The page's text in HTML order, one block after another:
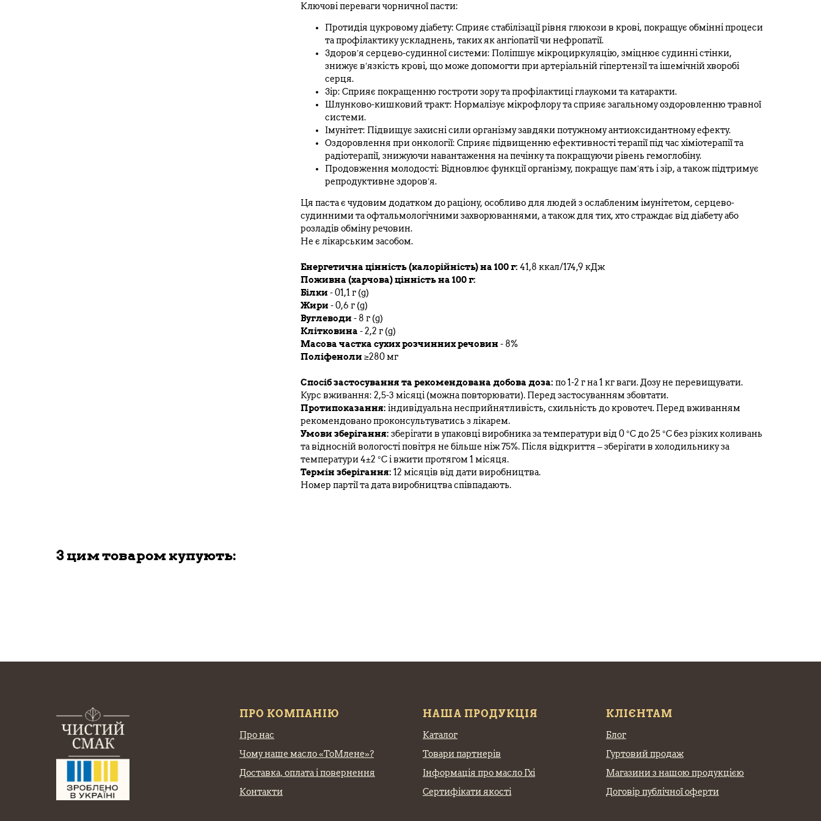
Ключові переваги чорничної пасти:
Протидія цукровому діабету: Сприяє стабілізації рівня глюкози в крові, покращує обмінні процеси
та профілактику ускладнень, таких як ангіопатії чи нефропатії.
Здоров’я серцево-судинної системи: Поліпшує мікроциркуляцію, зміцнює судинні стінки,
знижує в’язкість крові, що може допомогти при артеріальній гіпертензії та ішемічній хворобі
серця.
Зір: Сприяє покращенню гостроти зору та профілактиці глаукоми та катаракти.
Шлунково-кишковий тракт: Нормалізує мікрофлору та сприяє загальному оздоровленню травної
системи.
Імунітет: Підвищує захисні сили організму завдяки потужному антиоксидантному ефекту.
Оздоровлення при онкології: Сприяє підвищенню ефективності терапії під час хіміотерапії та
радіотерапії, знижуючи навантаження на печінку та покращуючи рівень гемоглобіну.
Продовження молодості: Відновлює функції організму, покращує пам’ять і зір, а також підтримує
репродуктивне здоров’я.
Ця паста є чудовим додатком до раціону, особливо для людей з ослабленим імунітетом, серцево-
судинними та офтальмологічними захворюваннями, а також для тих, хто страждає від діабету або
розладів обміну речовин.
Не є лікарським засобом.
Енергетична цінність (калорійність) на 100 г: 41,8 ккал/174,9 кДж
Поживна (харчова) цінність на 100 г:
Білки - 01,1 г (g)
Жири - 0,6 г (g)
Вуглеводи - 8 г (g)
Клітковина - 2,2 г (g)
Масова частка сухих розчинних речовин - 8%
Поліфеноли ≥280 мг
Спосіб застосування та рекомендована добова доза: по 1-2 г на 1 кг ваги. Дозу не перевищувати.
Курс вживання: 2,5-3 місяці (можна повторювати). Перед застосуванням збовтати.
Протипоказання: індивідуальна несприйнятливість, схильність до кровотеч. Перед вживанням
рекомендовано проконсультуватись з лікарем.
Умови зберігання: зберігати в упаковці виробника за температури від 0 °С до 25 °С без різких коливань
та відносній вологості повітря не більше ніж 75%. Після відкриття – зберігати в холодильнику за
температури 4±2 °С і вжити протягом 1 місяця.
Термін зберігання: 12 місяців від дати виробництва.
Номер партії та дата виробництва співпадають.
З цим товаром купують:
ПРО КОМПАНІЮ
Про нас
Чому наше масло «ТоМлене»?
Доставка, оплатаі повернення
Контакти
НАША ПРОДУКЦІЯ
Каталог
Товари партнерів
Інформація про масло Гхі
Сертифікати якості
КЛІЄНТАМ
Блог
Гуртовий продаж
Магазини з нашою продукцією
Договір публічної оферти